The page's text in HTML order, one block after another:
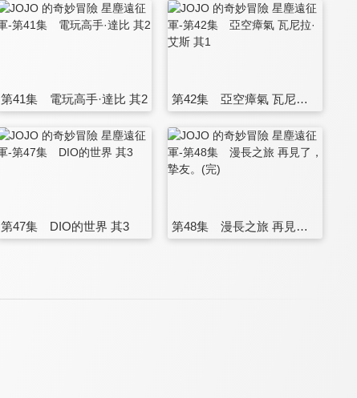
第41集 電玩高手·達比 其2 第42集 亞空瘴氣 瓦尼拉·艾斯 其1
第47集 DIO的世界 其3 第48集 漫長之旅 再見了，摯友。(完)